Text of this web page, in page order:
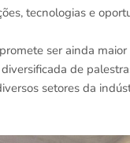
tecnologias e
ser ainda
de
setores da